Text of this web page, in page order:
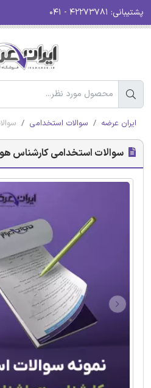
پشتیبانی:
ایران عرضه سوالات استخدامی
سوالات استخدامی کارشناس